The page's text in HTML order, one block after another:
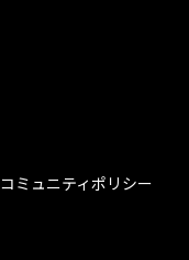
コミュニティポリシー